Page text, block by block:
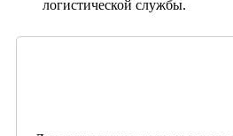
логистической службы.